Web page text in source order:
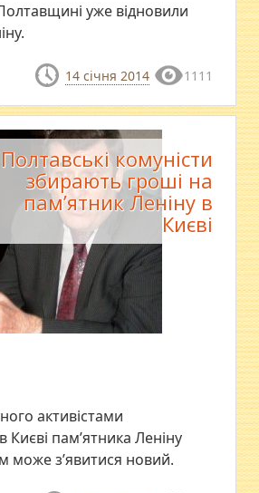
уже відновили
14 січня 2014 1111
Полтавські комуністи
збирають гроші на
пам’ятник Леніну в
Києві
активістами
пам’ятника Леніну
може з’явитися новий.